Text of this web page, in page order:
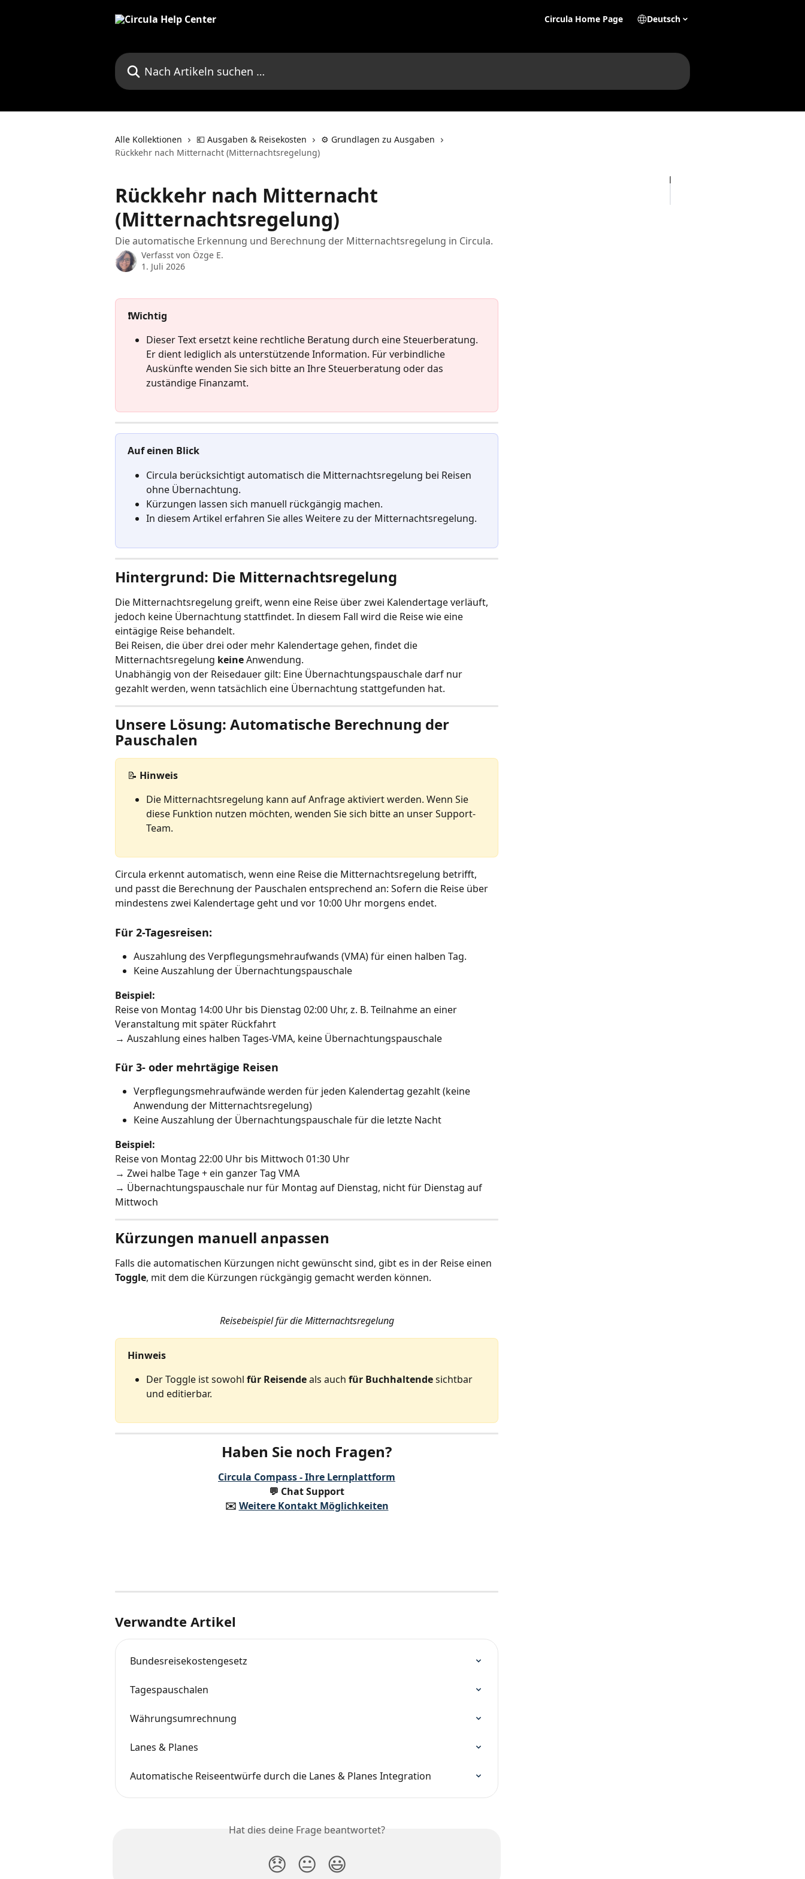
Circula Home Page Deutsch
Nach Artikeln suchen …
Alle Kollektionen 💶 Ausgaben & Reisekosten
⚙️ Grundlagen zu Ausgaben
Rückkehr nach Mitternacht (Mitternachtsregelung)
Rückkehr nach Mitternacht
(Mitternachtsregelung)
Die automatische Erkennung und Berechnung der Mitternachtsregelung in Circula.
Verfasst von Özge E.
1. Juli 2026
❗️Wichtig
Dieser Text ersetzt keine rechtliche Beratung durch eine Steuerberatung.
Er dient lediglich als unterstützende Information. Für verbindliche
Auskünfte wenden Sie sich bitte an Ihre Steuerberatung oder das
zuständige Finanzamt.
Auf einen Blick
Circula berücksichtigt automatisch die Mitternachtsregelung bei Reisen
ohne Übernachtung.
Kürzungen lassen sich manuell rückgängig machen.
In diesem Artikel erfahren Sie alles Weitere zu der Mitternachtsregelung.
Hintergrund: Die Mitternachtsregelung
Die Mitternachtsregelung greift, wenn eine Reise über zwei Kalendertage verläuft,
jedoch keine Übernachtung stattfindet. In diesem Fall wird die Reise wie eine
eintägige Reise behandelt.
Bei Reisen, die über drei oder mehr Kalendertage gehen, findet die
Mitternachtsregelung keine Anwendung.
Unabhängig von der Reisedauer gilt: Eine Übernachtungspauschale darf nur
gezahlt werden, wenn tatsächlich eine Übernachtung stattgefunden hat.
Unsere Lösung: Automatische Berechnung der
Pauschalen
📝 Hinweis
Die Mitternachtsregelung kann auf Anfrage aktiviert werden. Wenn Sie
diese Funktion nutzen möchten, wenden Sie sich bitte an unser Support-
Team.
Circula erkennt automatisch, wenn eine Reise die Mitternachtsregelung betrifft,
und passt die Berechnung der Pauschalen entsprechend an: Sofern die Reise über
mindestens zwei Kalendertage geht und vor 10:00 Uhr morgens endet.
Für 2-Tagesreisen:
Auszahlung des Verpflegungsmehraufwands (VMA) für einen halben Tag.
Keine Auszahlung der Übernachtungspauschale
Beispiel:
Reise von Montag 14:00 Uhr bis Dienstag 02:00 Uhr, z. B. Teilnahme an einer
Veranstaltung mit später Rückfahrt
→ Auszahlung eines halben Tages-VMA, keine Übernachtungspauschale
Für 3- oder mehrtägige Reisen
Verpflegungsmehraufwände werden für jeden Kalendertag gezahlt (keine
Anwendung der Mitternachtsregelung)
Keine Auszahlung der Übernachtungspauschale für die letzte Nacht
Beispiel:
Reise von Montag 22:00 Uhr bis Mittwoch 01:30 Uhr
→ Zwei halbe Tage + ein ganzer Tag VMA
→ Übernachtungspauschale nur für Montag auf Dienstag, nicht für Dienstag auf
Mittwoch
Kürzungen manuell anpassen
Falls die automatischen Kürzungen nicht gewünscht sind, gibt es in der Reise einen
Toggle, mit dem die Kürzungen rückgängig gemacht werden können.
Reisebeispiel für die Mitternachtsregelung
Hinweis
Der Toggle ist sowohl für Reisende als auch für Buchhaltende sichtbar
und editierbar.
Haben Sie noch Fragen?
Circula Compass - Ihre Lernplattform
💬 Chat Support
✉️️ Weitere Kontakt Möglichkeiten
Verwandte Artikel
Bundesreisekostengesetz
Tagespauschalen
Währungsumrechnung
Lanes & Planes
Automatische Reiseentwürfe durch die Lanes & Planes Integration
Hat dies deine Frage beantwortet?
😞 😐 😃